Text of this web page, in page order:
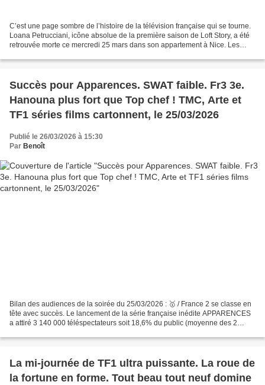
C’est une page sombre de l’histoire de la télévision française qui se tourne.
Loana Petrucciani, icône absolue de la première saison de Loft Story, a été
retrouvée morte ce mercredi 25 mars dans son appartement à Nice. Les
Succès pour Apparences. SWAT faible. Fr3 3e.
Hanouna plus fort que Top chef ! TMC, Arte et
TF1 séries films cartonnent, le 25/03/2026
Publié le 26/03/2026 à 15:30
Par Benoît
Bilan des audiences de la soirée du 25/03/2026 : 🥇 / France 2 se classe en
tête avec succès. Le lancement de la série française inédite APPARENCES
a attiré 3 140 000 téléspectateurs soit 18,6% du public (moyenne des 2
La mi-journée de TF1 ultra puissante. La roue de
la fortune en forme. Tout beau tout neuf domine